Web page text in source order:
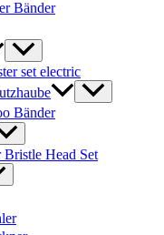
Bänder
set electric
Bänder
Bristle Head Set